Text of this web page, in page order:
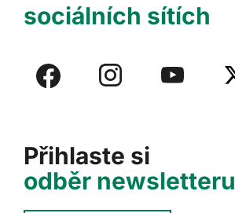
Přihlaste si
odběr newsletteru
sociálních sítích